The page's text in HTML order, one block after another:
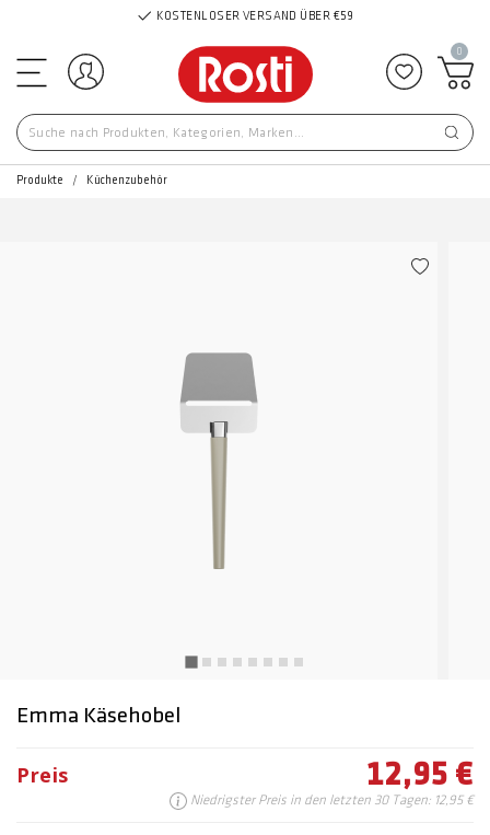
KOSTENLOSER VERSAND ÜBER €59
Einloggen Zu
0
Produkte Küchenzubehör
Emma Käsehobel
Preis 12,95 €
Niedrigster Preis in den letzten 30 Tagen: 12,95 €